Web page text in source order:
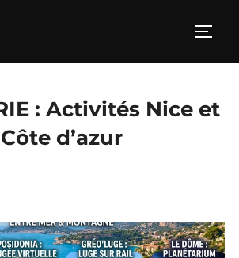
: Activités Nice et
Côte d’azur